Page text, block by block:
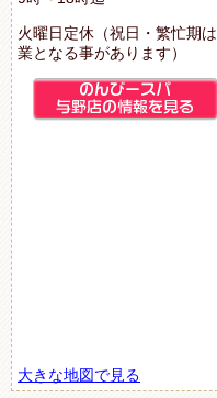
火曜日定休（祝日・繁忙期
業となる事があります）
大きな地図で見る